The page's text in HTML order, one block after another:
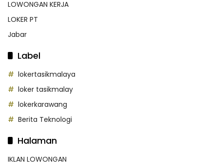
LOWONGAN KERJA
LOKER PT
Jabar
Label
lokertasikmalaya
loker tasikmalay
lokerkarawang
Berita Teknologi
Halaman
IKLAN LOWONGAN